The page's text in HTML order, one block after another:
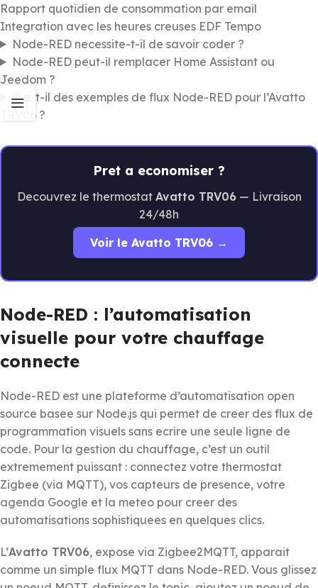
Rapport quotidien de consommation par email
Integration avec les heures creuses EDF Tempo
Node-RED necessite-t-il de savoir coder ?
Node-RED peut-il remplacer Home Assistant ou
Jeedom ?
Y a-t-il des exemples de flux Node-RED pour l’Avatto
TRV06 ?
Pret a economiser ?
Decouvrez le thermostat Avatto TRV06— Livraison
24/48h
Voir le Avatto TRV06 →
Node-RED : l’automatisation
visuelle pour votre chauffage
connecte
Node-RED est une plateforme d’automatisation open
source basee sur Node.js qui permet de creer des flux de
programmation visuels sans ecrire une seule ligne de
code. Pour la gestion du chauffage, c’est un outil
extremement puissant : connectez votre thermostat
Zigbee (via MQTT), vos capteurs de presence, votre
agenda Google et la meteo pour creer des
automatisations sophistiquees en quelques clics.
L’Avatto TRV06, expose via Zigbee2MQTT, apparait
comme un simple flux MQTT dans Node-RED. Vous glissez